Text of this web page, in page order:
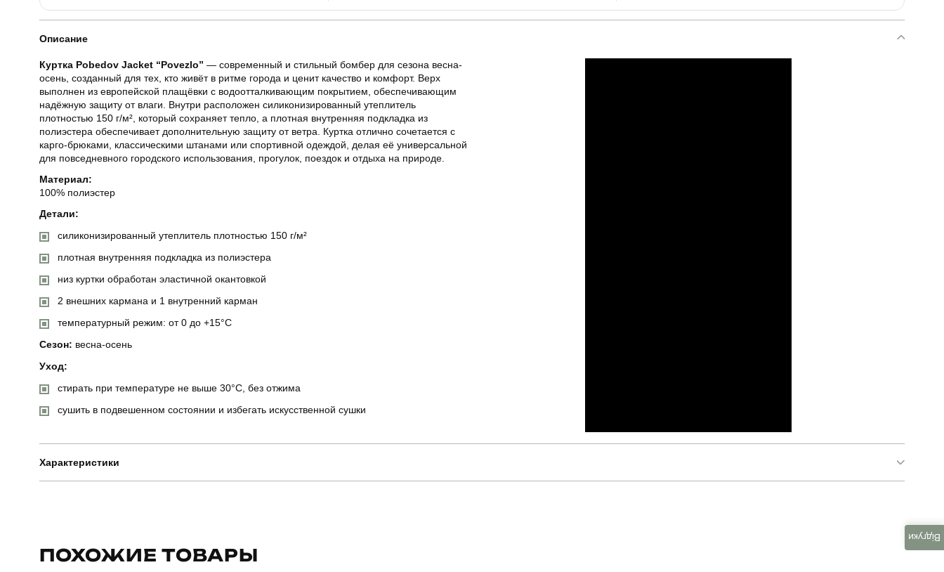
Описание
Куртка Pobedov Jacket “Povezlo” — современный и стильный бомбер для сезона весна-
осень, созданный для тех, кто живёт в ритме города и ценит качество и комфорт. Верх
выполнен из европейской плащёвки с водоотталкивающим покрытием, обеспечивающим
надёжную защиту от влаги. Внутри расположен силиконизированный утеплитель
плотностью 150 г/м², который сохраняет тепло, а плотная внутренняя подкладка из
полиэстера обеспечивает дополнительную защиту от ветра. Куртка отлично сочетается с
карго-брюками, классическими штанами или спортивной одеждой, делая её универсальной
для повседневного городского использования, прогулок, поездок и отдыха на природе.
Материал:
100% полиэстер
Детали:
силиконизированный утеплитель плотностью 150 г/м²
плотная внутренняя подкладка из полиэстера
низ куртки обработан эластичной окантовкой
2 внешних кармана и 1 внутренний карман
температурный режим: от 0 до +15°C
Сезон: весна-осень
Уход:
стирать при температуре не выше 30°C, без отжима
сушить в подвешенном состоянии и избегать искусственной сушки
Характеристики
Стиль
ПОХОЖИЕ ТОВАРЫ
Відгуки